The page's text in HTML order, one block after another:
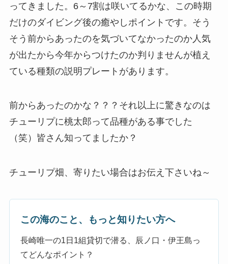
ってきました。6～7割は咲いてるかな、この時期
だけのダイビング後の癒やしポイントです。そう
そう前からあったのを気づいてなかったのか人気
が出たから今年からつけたのか判りませんが植え
ている種類の説明プレートがあります。
前からあったのかな？？？それ以上に驚きなのは
チューリプに桃太郎って品種がある事でした
（笑）皆さん知ってましたか？
チューリプ畑、寄りたい場合はお伝え下さいね～
この海のこと、もっと知りたい方へ
長崎唯一の1日1組貸切で潜る、辰ノ口・伊王島っ
てどんなポイント？